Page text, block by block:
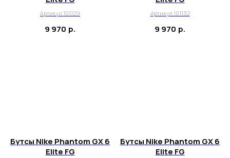
Артикул 101129
9 970 р.
Артикул 101132
9 970 р.
Бутсы Nike Phantom GX 6
Elite FG
Бутсы Nike Phantom GX 6
Elite FG